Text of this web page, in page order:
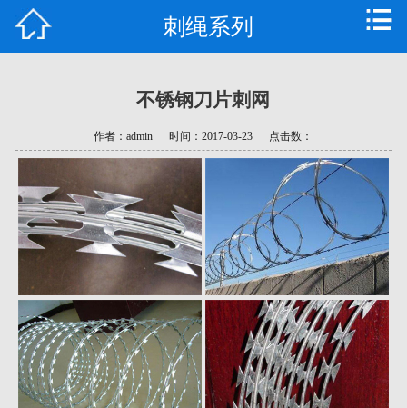
新闻资讯
技术支持
常见问题
资质荣誉
联系我们
刺绳系列
不锈钢刀片刺网
作者：admin 时间：2017-03-23 点击数：